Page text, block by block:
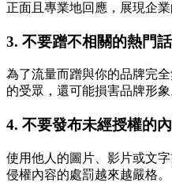
正面且專業地回應，展現企
3. 不要蹭不相關的熱門
為了流量而蹭與你的品牌完
的受眾，還可能損害品牌形象
4. 不要發布未經授權的
使用他人的圖片、影片或文
侵權內容的處罰越來越嚴格。